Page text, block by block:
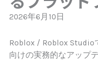
2026年6月10日
Roblox / Roblox Studio
向けの実務的なアップ